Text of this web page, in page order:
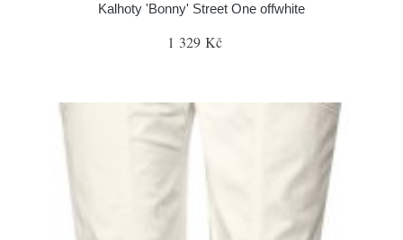
Kalhoty 'Bonny' Street One offwhite
1 329 Kč